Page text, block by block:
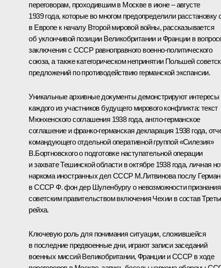
переговорам, проходившим в Москве в июне – августе
1939 года, которые во многом предопределили расстановку
в Европе к началу Второй мировой войны, рассказывается
об уклончивой позиции Великобритании и Франции в
заключения с СССР равноправного военно-политического
союза, а также категорическом непринятии Польшей
предложений по противодействию германской экспансии.
Уникальные архивные документы демонстрируют интересы
каждого из участников будущего мирового конфликта: текст
Мюнхенского соглашения 1938 года, англо-германское
соглашение и франко-германская декларация 1938 года,
командующего отдельной оперативной группой «Силезия»
В.Бортновского о подготовке наступательной операции
и захвате Тешинской области в октябре 1938 года, личная
наркома иностранных дел СССР М.Литвинова послу
в СССР Ф. фон дер Шуленбургу о невозможности признания
советским правительством включения Чехии в состав
рейха.
Ключевую роль для понимания ситуации, сложившейся
в последние предвоенные дни, играют записи заседаний
военных миссий Великобритании, Франции и СССР в ходе